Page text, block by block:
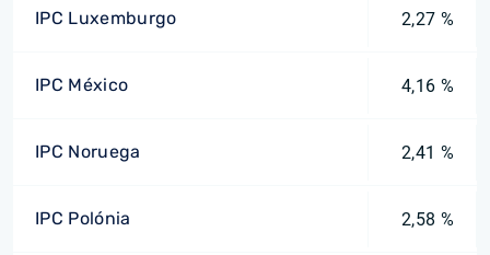
IPC Luxemburgo 2,27 %
IPC México 4,16 %
IPC Noruega 2,41 %
IPC Polónia 2,58 %